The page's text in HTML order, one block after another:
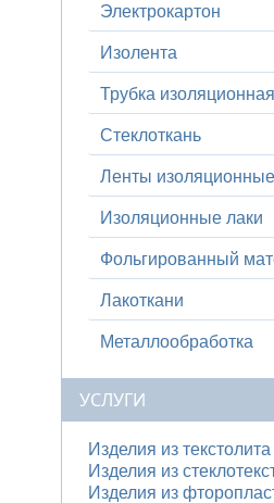
Электрокартон
Изолента
Трубка изоляционная
Стеклоткань
Ленты изоляционные
Изоляционные лаки
Фольгированный
Лакоткани
Металлообработка
УСЛУГИ
Изделия из текстолита
Изделия из
Изделия из